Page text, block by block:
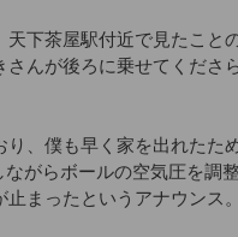
下茶屋駅付近で見たこと
んが後ろに乗せてくださ
、僕も早く家を出れたた
がらボールの空気圧を調
まったというアナウンス。